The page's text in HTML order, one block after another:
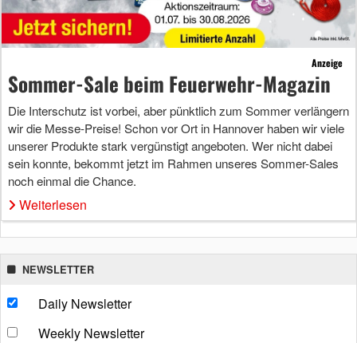
Anzeige
Sommer-Sale beim Feuerwehr-Magazin
Die Interschutz ist vorbei, aber pünktlich zum Sommer verlängern
wir die Messe-Preise! Schon vor Ort in Hannover haben wir viele
unserer Produkte stark vergünstigt angeboten. Wer nicht dabei
sein konnte, bekommt jetzt im Rahmen unseres Sommer-Sales
noch einmal die Chance.
Weiterlesen
NEWSLETTER
Daily Newsletter
Weekly Newsletter